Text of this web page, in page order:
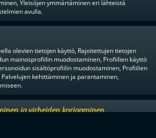
Yleisöjen ymmärtäminen eri lähteistä
avulla.
olevien tietojen käyttö, Rajoitettujen tietojen
mainosprofiilin muodostaminen, Profiilien käyttö
sisältöprofiilin muodostaminen, Profiilien
kehittäminen ja parantaminen,
ja virheiden korjaaminen,
Tallenna ja ilmaise
KUMPPANIT